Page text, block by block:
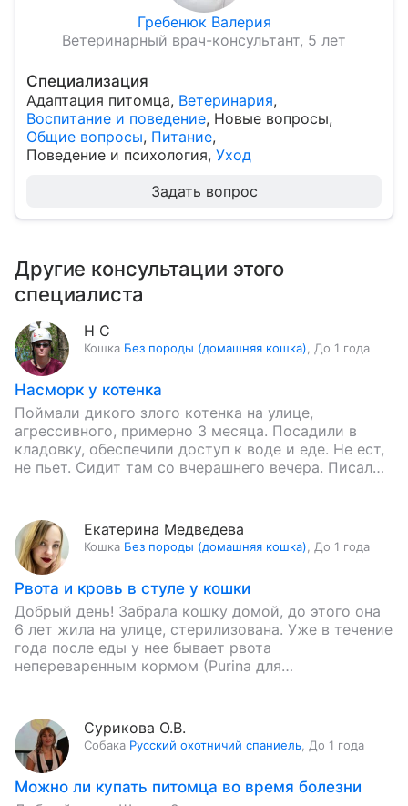
Гребенюк Валерия
Ветеринарный врач-консультант, 5 лет
Специализация
Адаптация питомца, Ветеринария,
Воспитание и поведение, Новые вопросы,
Общие вопросы, Питание,
Поведение и психология, Уход
Задать вопрос
Другие консультации этого
специалиста
Н С
Кошка Без породы (домашняя кошка) До 1 года
Насморк у котенка
Поймали дикого злого котенка на улице,
агрессивного, примерно 3 месяца. Посадили в
кладовку, обеспечили доступ к воде и еде. Не ест,
не пьет. Сидит там со вчерашнего вечера. Писал
Екатерина Медведева
Кошка Без породы (домашняя кошка) До 1 года
Рвота и кровь в стуле у кошки
Добрый день! Забрала кошку домой, до этого она
6 лет жила на улице, стерилизована. Уже в течение
года после еды у нее бывает рвота
непереваренным кормом (Purina для
Сурикова О.В.
Собака Русский охотничий спаниель До 1 года
Можно ли купать питомца во время болезни